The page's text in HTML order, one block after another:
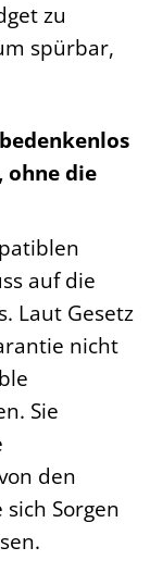
zu
spürbar,
ohne die
auf die
Laut Gesetz
nicht
Sie
den
Sorgen